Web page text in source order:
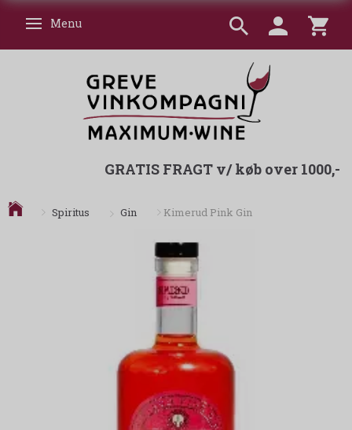
Skifte navigation
Menu
GRATIS FRAGT v/ køb over 1000,-
Spiritus Gin Kimerud Pink Gin